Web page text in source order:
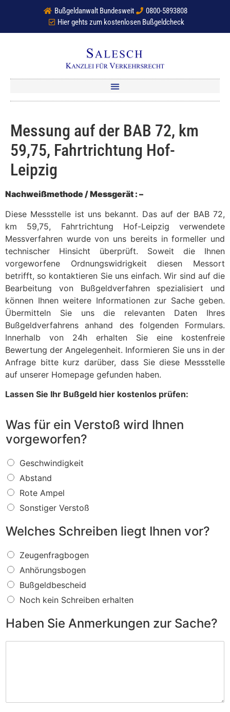
Bußgeldanwalt Bundesweit
0800-5893808
Hier gehts zum kostenlosen Bußgeldcheck
Messung auf der BAB 72, km
59,75, Fahrtrichtung Hof-
Leipzig
Nachweißmethode / Messgerät : –
Diese Messstelle ist uns bekannt. Das auf der BAB 72,
km 59,75, Fahrtrichtung Hof-Leipzig verwendete
Messverfahren wurde von uns bereits in formeller und
technischer Hinsicht überprüft. Soweit die Ihnen
vorgeworfene Ordnungswidrigkeit diesen Messort
betrifft, so kontaktieren Sie uns einfach. Wir sind auf die
Bearbeitung von Bußgeldverfahren spezialisiert und
können Ihnen weitere Informationen zur Sache geben.
Übermitteln Sie uns die relevanten Daten Ihres
Bußgeldverfahrens anhand des folgenden Formulars.
Innerhalb von 24h erhalten Sie eine kostenfreie
Bewertung der Angelegenheit. Informieren Sie uns in der
Anfrage bitte kurz darüber, dass Sie diese Messstelle
auf unserer Homepage gefunden haben.
Lassen Sie Ihr Bußgeld hier kostenlos prüfen:
Was für ein Verstoß wird Ihnen
vorgeworfen?
W
a
s
f
ü
r
i
V
e
r
s
t
o
ß
w
Geschwindigkeit
Abstand
Rote Ampel
Sonstiger Verstoß
Welches Schreiben liegt Ihnen vor?
W
e
c
h
e
S
Zeugenfragbogen
Anhörungsbogen
Bußgeldbescheid
Noch kein Schreiben erhalten
Haben Sie Anmerkungen zur Sache?